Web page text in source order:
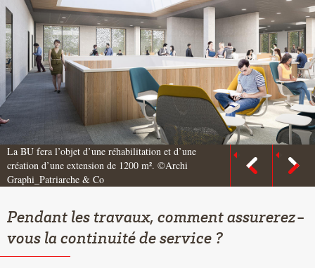
La BU fera l’objet d’une réhabilitation et d’une
création d’une extension de 1200 m². ©Archi
Graphi_Patriarche & Co
Pendant les travaux, comment assurerez-
vous la continuité de service ?